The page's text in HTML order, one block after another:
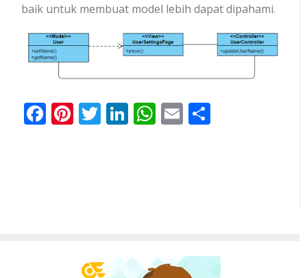
baik untuk membuat model lebih dapat dipahami.
Facebook
Pinterest
Twitter
LinkedIn
WhatsApp
Email